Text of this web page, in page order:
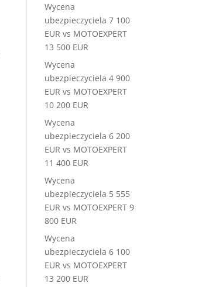
Wycena
ubezpieczyciela 7 100
EUR vs MOTOEXPERT
13 500 EUR
Wycena
ubezpieczyciela 4 900
EUR vs MOTOEXPERT
10 200 EUR
Wycena
ubezpieczyciela 6 200
EUR vs MOTOEXPERT
11 400 EUR
Wycena
ubezpieczyciela 5 555
EUR vs MOTOEXPERT 9
800 EUR
Wycena
ubezpieczyciela 6 100
EUR vs MOTOEXPERT
13 200 EUR